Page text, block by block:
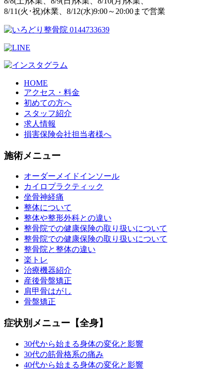
8/11(火･祝)休業、8/12(水)9:00～20:00まで営業
HOME
アクセス・料金
初めての方へ
スタッフ紹介
求人情報
損害保険会社担当者様へ
施術メニュー
オーダーメイドインソール
カイロプラクティック
坐骨神経痛
整体について
整体や整形外科との違い
整骨院での健康保険の取り扱いについて
整骨院での健康保険の取り扱いについて
整骨院と整体の違い
楽トレ
治療機器紹介
産後骨盤矯正
肩甲骨はがし
骨盤矯正
症状別メニュー【全身】
30代から始まる身体の変化と影響
30代の筋骨格系の痛み
40代から始まる身体の変化と影響